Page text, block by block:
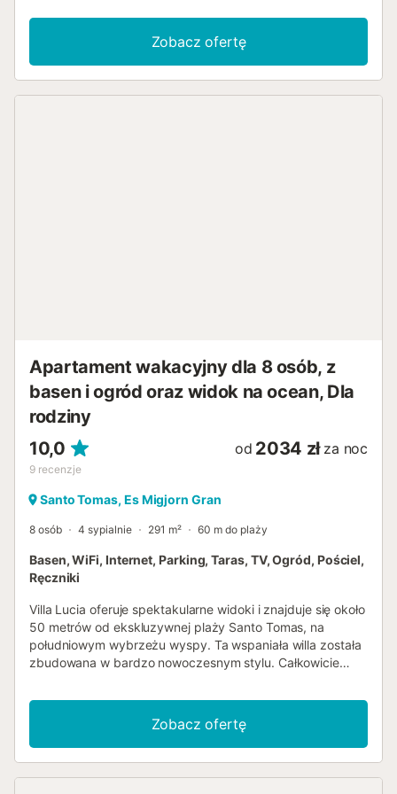
Zobacz ofertę
Apartament wakacyjny dla 8 osób, z
basen i ogród oraz widok na ocean, Dla
rodziny
10,0
9 recenzje
od 2034 zł za noc
Santo Tomas, Es Migjorn Gran
8 osób 4 sypialnie 291 m² 60 m do plaży
Basen, WiFi, Internet, Parking, Taras, TV, Ogród, Pościel,
Ręczniki
Villa Lucia oferuje spektakularne widoki i znajduje się około
50 metrów od ekskluzywnej plaży Santo Tomas, na
południowym wybrzeżu wyspy. Ta wspaniała willa została
zbudowana w bardzo nowoczesnym stylu. Całkowicie
zbudowana na dwóch piętrach, emanuje świeżością i
nowoczesnością. Na parterze znajduje się przestronny
salon z jadalnią z bezpośrednim wyjściem na duży taras, 3
dwuosobowe sypialnie z pojedynczymi łóżkami, dwie
Zobacz ofertę